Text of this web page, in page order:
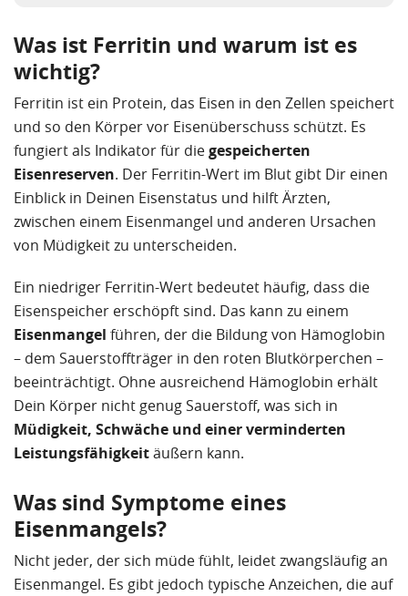
Was ist Ferritin und warum ist es
wichtig?
Ferritin ist ein Protein, das Eisen in den Zellen speichert
und so den Körper vor Eisenüberschuss schützt. Es
fungiert als Indikator für diegespeicherten
Eisenreserven. Der Ferritin-Wert im Blut gibt Dir einen
Einblick in Deinen Eisenstatus und hilft Ärzten,
zwischen einem Eisenmangel und anderen Ursachen
von Müdigkeit zu unterscheiden.
Ein niedriger Ferritin-Wert bedeutet häufig, dass die
Eisenspeicher erschöpft sind. Das kann zu einem
Eisenmangel führen, der die Bildung von Hämoglobin
– dem Sauerstoffträger in den roten Blutkörperchen –
beeinträchtigt. Ohne ausreichend Hämoglobin erhält
Dein Körper nicht genug Sauerstoff, was sich in
Müdigkeit, Schwäche und einer verminderten
Leistungsfähigkeitäußern kann.
Was sind Symptome eines
Eisenmangels?
Nicht jeder, der sich müde fühlt, leidet zwangsläufig an
Eisenmangel. Es gibt jedoch typische Anzeichen, die auf